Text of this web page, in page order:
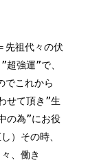
先祖代々の伏
超強運”で、
でこれから
せて頂き”生
の為”にお役
）その時、
、働き